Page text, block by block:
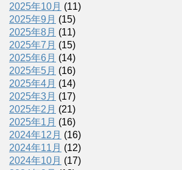
2025年10月 (11)
2025年9月 (15)
2025年8月 (11)
2025年7月 (15)
2025年6月 (14)
2025年5月 (16)
2025年4月 (14)
2025年3月 (17)
2025年2月 (21)
2025年1月 (16)
2024年12月 (16)
2024年11月 (12)
2024年10月 (17)